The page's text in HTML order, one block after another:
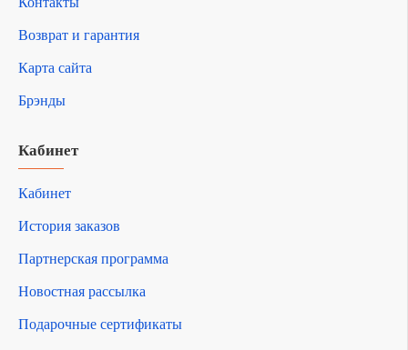
Возврат и гарантия
Карта сайта
Брэнды
Кабинет
Кабинет
История заказов
Партнерская программа
Новостная рассылка
Подарочные сертификаты